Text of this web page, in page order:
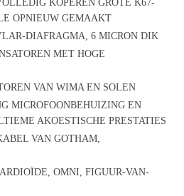
KOPEREN GROTE K67-
OPNIEUW GEMAAKT
DIAFRAGMA, 6 MICRON DIK
MET HOGE
VAN WIMA EN SOLEN
MICROFOONBEHUIZING EN
AKOESTISCHE PRESTATIES
VAN GOTHAM,
OMNI, FIGUUR-VAN-